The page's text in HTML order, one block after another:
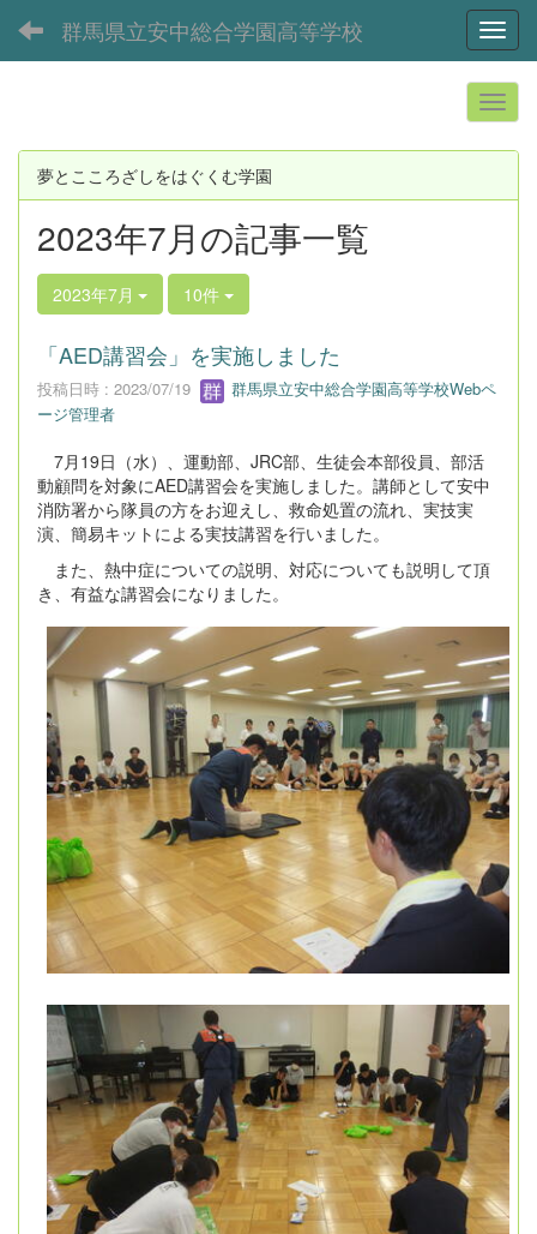
群馬県立安中総合学園高等学校
夢とこころざしをはぐくむ学園
2023年7月の記事一覧
2023年7月 10件
「AED講習会」を実施しました
投稿日時 : 2023/07/19
群馬県立安中総合学園高等学校Webペ
ージ管理者
7月19日（水）、運動部、JRC部、生徒会本部役員、部活
動顧問を対象にAED講習会を実施しました。講師として安中
消防署から隊員の方をお迎えし、救命処置の流れ、実技実
演、簡易キットによる実技講習を行いました。
また、熱中症についての説明、対応についても説明して頂
き、有益な講習会になりました。